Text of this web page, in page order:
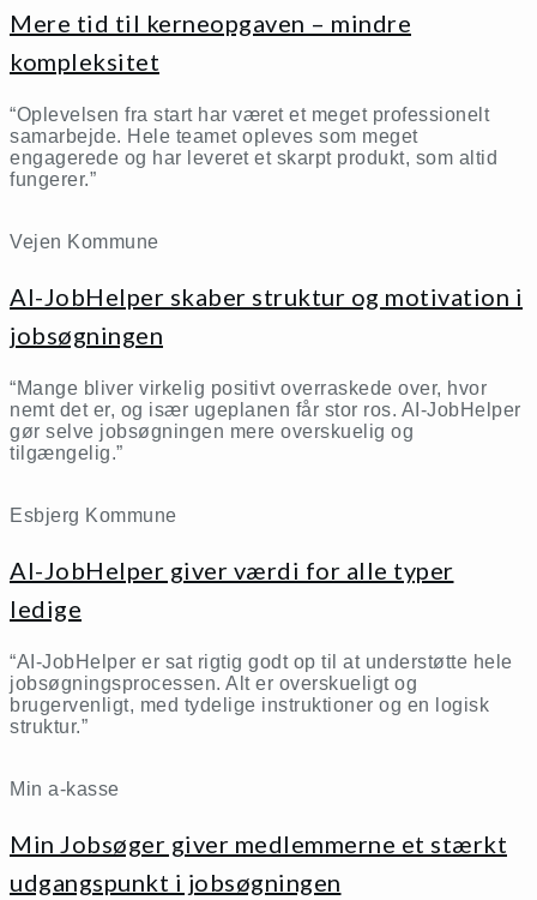
Mere tid til kerneopgaven – mindre
kompleksitet
“Oplevelsen fra start har været et meget professionelt
samarbejde. Hele teamet opleves som meget
engagerede og har leveret et skarpt produkt, som altid
fungerer.”
Vejen Kommune
AI-JobHelper skaber struktur og motivation i
jobsøgningen
“Mange bliver virkelig positivt overraskede over, hvor
nemt det er, og især ugeplanen får stor ros. AI-JobHelper
gør selve jobsøgningen mere overskuelig og
tilgængelig.”
Esbjerg Kommune
AI-JobHelper giver værdi for alle typer
ledige
“AI-JobHelper er sat rigtig godt op til at understøtte hele
jobsøgningsprocessen. Alt er overskueligt og
brugervenligt, med tydelige instruktioner og en logisk
struktur.”
Min a-kasse
Min Jobsøger giver medlemmerne et stærkt
udgangspunkt i jobsøgningen